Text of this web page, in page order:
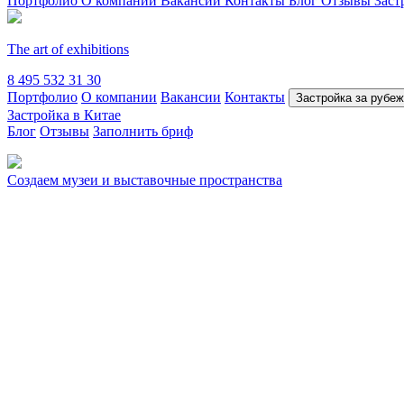
The art of exhibitions
8 495 532 31 30
Портфолио О компании Вакансии Контакты Застройка за
Застройка в Китае
Блог Отзывы Заполнить бриф
Создаем музеи и выставочные пространства